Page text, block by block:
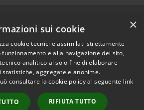
Copyright © 2026 • Comune di
Pallagorio • Powered by
Municipium•Accesso
redazione
×
sui cookie
cookie tecnici e assimilati strettamente
e alla navigazione del sito,
analitico al solo fine di elaborare
statistiche, aggregate e anonime.
consultare la cookie policy al seguente link
RIFIUTA TUTTO